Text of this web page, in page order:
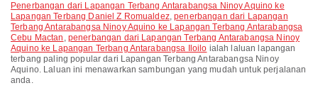
penerbangan dari Lapangan Terbang Antarabangsa Ninoy Aquino ke
Lapangan Terbang Daniel Z Romualdez,penerbangan dari Lapangan
Terbang Antarabangsa Ninoy Aquino ke Lapangan Terbang Antarabangsa
Cebu Mactan , penerbangan dari Lapangan Terbang Antarabangsa Ninoy
Aquino ke Lapangan Terbang Antarabangsa Iloilo ialah laluan lapangan
terbang paling popular dari Lapangan Terbang Antarabangsa Ninoy
Aquino. Laluan ini menawarkan sambungan yang mudah untuk perjalanan
anda.